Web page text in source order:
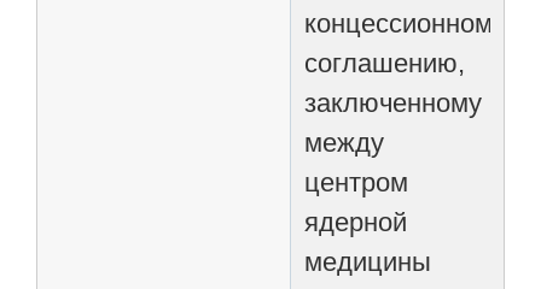
концессионному
соглашению,
заключенному
между
центром
ядерной
медицины